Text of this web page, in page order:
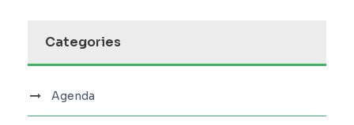
Categories
Agenda